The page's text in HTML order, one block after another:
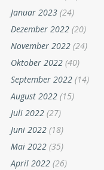
Januar 2023 (24)
Dezember 2022 (20)
November 2022 (24)
Oktober 2022 (40)
September 2022 (14)
August 2022 (15)
Juli 2022 (27)
Juni 2022 (18)
Mai 2022 (35)
April 2022 (26)